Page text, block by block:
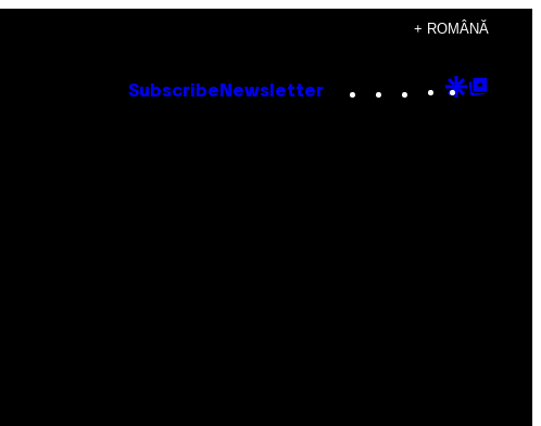
+ ROMÂNĂ
Subscribe Newsletter Instagram
TikTok
YouTube
Google